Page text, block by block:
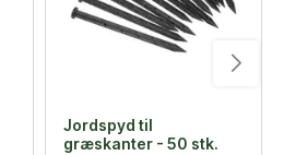
Jordspyd til
græskanter - 50 stk.